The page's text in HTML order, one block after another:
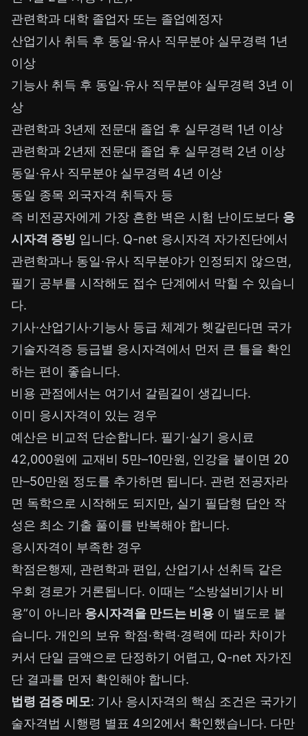
관련학과 대학 졸업자 또는 졸업예정자
산업기사 취득 후 동일·유사 직무분야 실무경력 1년
이상
기능사 취득 후 동일·유사 직무분야 실무경력 3년 이
상
관련학과 3년제 전문대 졸업 후 실무경력 1년 이상
관련학과 2년제 전문대 졸업 후 실무경력 2년 이상
동일·유사 직무분야 실무경력 4년 이상
동일 종목 외국자격 취득자 등
즉 비전공자에게 가장 흔한 벽은 시험 난이도보다 응
시자격 증빙 입니다. Q-net 응시자격 자가진단에서
관련학과나 동일·유사 직무분야가 인정되지 않으면,
필기 공부를 시작해도 접수 단계에서 막힐 수 있습니
다.
기사·산업기사·기능사 등급 체계가 헷갈린다면 국가
기술자격증 등급별 응시자격에서 먼저 큰 틀을 확인
하는 편이 좋습니다.
비용 관점에서는 여기서 갈림길이 생깁니다.
이미 응시자격이 있는 경우
예산은 비교적 단순합니다. 필기·실기 응시료
42,000원에 교재비 5만–10만원, 인강을 붙이면 20
만–50만원 정도를 추가하면 됩니다. 관련 전공자라
면 독학으로 시작해도 되지만, 실기 필답형 답안 작
성은 최소 기출 풀이를 반복해야 합니다.
응시자격이 부족한 경우
학점은행제, 관련학과 편입, 산업기사 선취득 같은
우회 경로가 거론됩니다. 이때는 “소방설비기사 비
용”이 아니라 응시자격을 만드는 비용 이 별도로 붙
습니다. 개인의 보유 학점·학력·경력에 따라 차이가
커서 단일 금액으로 단정하기 어렵고, Q-net 자가진
단 결과를 먼저 확인해야 합니다.
법령 검증 메모: 기사 응시자격의 핵심 조건은 국가기
술자격법 시행령 별표 4의2에서 확인했습니다. 다만